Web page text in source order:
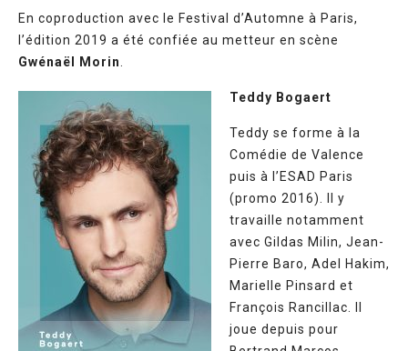
En coproduction avec le Festival d’Automne à Paris,
l’édition 2019 a été confiée au metteur en scène
Gwénaël Morin.
Teddy Bogaert
Teddy se forme à la
Comédie de Valence
puis à l’ESAD Paris
(promo 2016). Il y
travaille notamment
avec Gildas Milin, Jean-
Pierre Baro, Adel Hakim,
Marielle Pinsard et
François Rancillac. Il
joue depuis pour